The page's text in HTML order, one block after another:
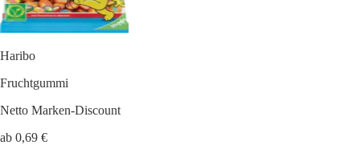
Haribo
Fruchtgummi
Netto Marken-Discount
ab 0,69 €